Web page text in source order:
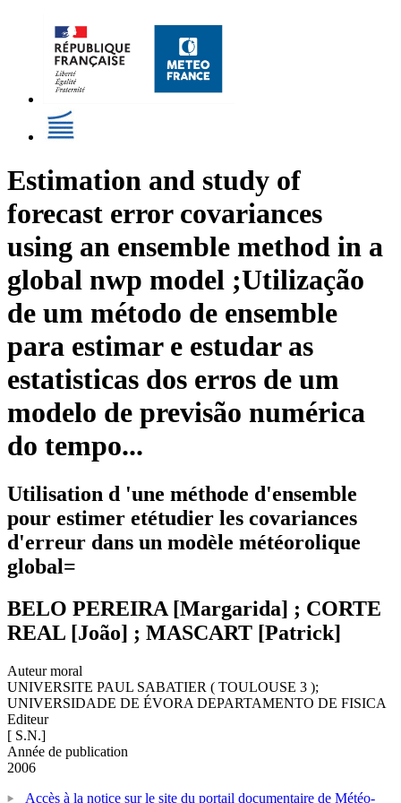
Estimation and study of
forecast error covariances
using an ensemble method in a
global nwp model ;Utilização
de um método de ensemble
para estimar e estudar as
estatisticas dos erros de um
modelo de previsão numérica
do tempo...
Utilisation d 'une méthode d'ensemble
pour estimer etétudier les covariances
d'erreur dans un modèle météorolique
global=
BELO PEREIRA [Margarida] ; CORTE
REAL [João] ; MASCART [Patrick]
Auteur moral
UNIVERSITE PAUL SABATIER ( TOULOUSE 3 );
UNIVERSIDADE DE ÉVORA DEPARTAMENTO DE FISICA
Editeur
[ S.N.]
Année de publication
2006
Accès à la notice sur le site du portail documentaire de Météo-